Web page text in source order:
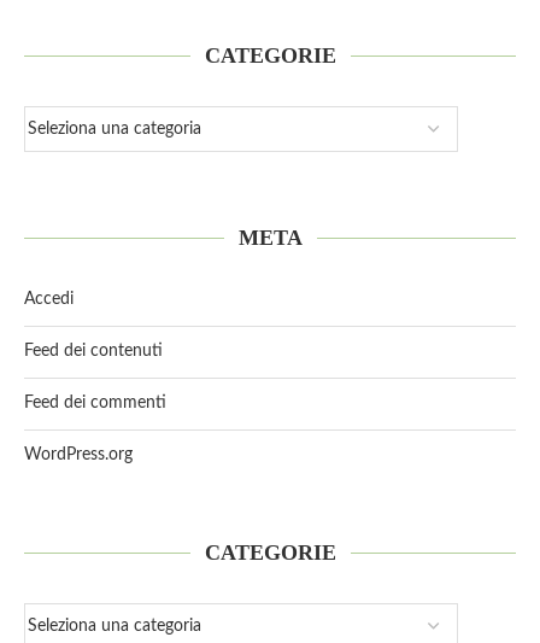
CATEGORIE
META
Accedi
Feed dei contenuti
Feed dei commenti
WordPress.org
CATEGORIE